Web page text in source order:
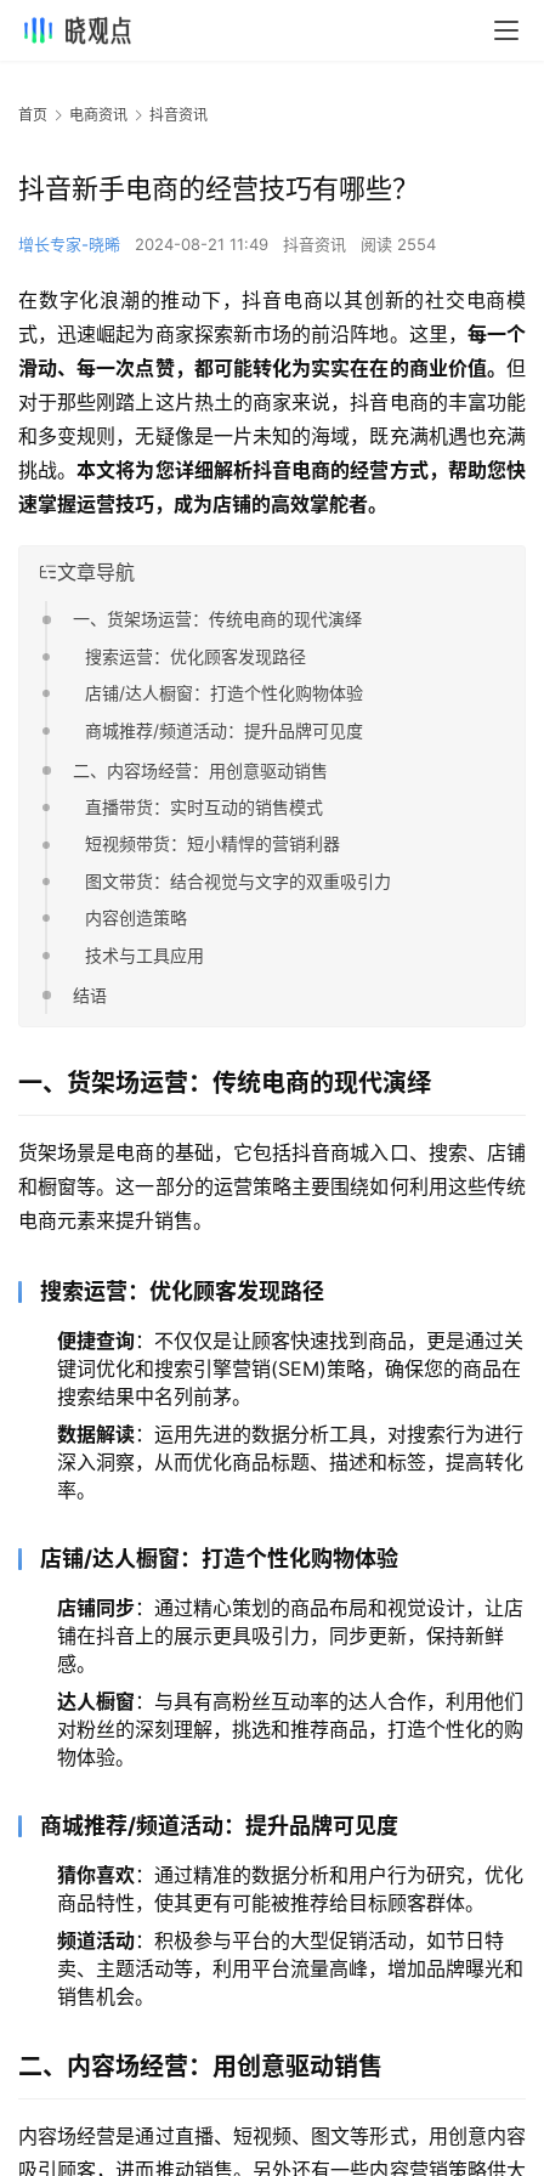
首页 电商资讯 抖音资讯
抖音新手电商的经营技巧有哪些？
增长专家-晓晞 2024-08-21 11:49 抖音资讯 阅读 2554
在数字化浪潮的推动下，抖音电商以其创新的社交电商模
式，迅速崛起为商家探索新市场的前沿阵地。这里， 每一个
滑动、每一次点赞，都可能转化为实实在在的商业价值。 但
对于那些刚踏上这片热土的商家来说，抖音电商的丰富功能
和多变规则，无疑像是一片未知的海域，既充满机遇也充满
挑战。本文将为您详细解析抖音电商的经营方式，帮助您快
速掌握运营技巧，成为店铺的高效掌舵者。
文章导航
一、货架场运营：传统电商的现代演绎
搜索运营：优化顾客发现路径
店铺/达人橱窗：打造个性化购物体验
商城推荐/频道活动：提升品牌可见度
二、内容场经营：用创意驱动销售
直播带货：实时互动的销售模式
短视频带货：短小精悍的营销利器
图文带货：结合视觉与文字的双重吸引力
内容创造策略
技术与工具应用
结语
一、货架场运营：传统电商的现代演绎
货架场景是电商的基础，它包括抖音商城入口、搜索、店铺
和橱窗等。这一部分的运营策略主要围绕如何利用这些传统
电商元素来提升销售。
搜索运营：优化顾客发现路径
便捷查询：不仅仅是让顾客快速找到商品，更是通过关
键词优化和搜索引擎营销(SEM)策略，确保您的商品在
搜索结果中名列前茅。
数据解读：运用先进的数据分析工具，对搜索行为进行
深入洞察，从而优化商品标题、描述和标签，提高转化
率。
店铺/达人橱窗：打造个性化购物体验
店铺同步：通过精心策划的商品布局和视觉设计，让店
铺在抖音上的展示更具吸引力，同步更新，保持新鲜
感。
达人橱窗 ：与具有高粉丝互动率的达人合作，利用他们
对粉丝的深刻理解，挑选和推荐商品，打造个性化的购
物体验。
商城推荐/频道活动：提升品牌可见度
猜你喜欢：通过精准的数据分析和用户行为研究，优化
商品特性，使其更有可能被推荐给目标顾客群体。
频道活动：积极参与平台的大型促销活动，如节日特
卖、主题活动等，利用平台流量高峰，增加品牌曝光和
销售机会。
二、内容场经营：用创意驱动销售
内容场经营是通过直播、短视频、图文等形式，用创意内容
吸引顾客，进而推动销售。另外还有一些内容营销策略供大